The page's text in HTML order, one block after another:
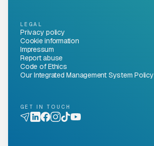
LEGAL
Privacy policy
Cookie information
Impressum
Report abuse
Code of Ethics
Our Integrated Management System Policy
GET IN TOUCH